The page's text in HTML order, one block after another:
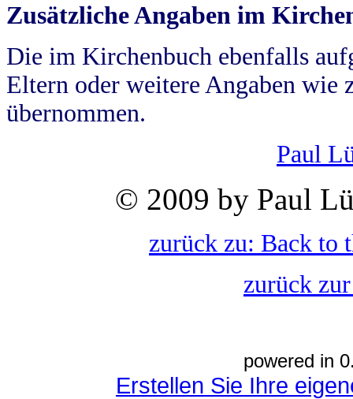
Zusätzliche Angaben im
Die im Kirchenbuch ebenfalls
Eltern oder weitere Angaben wie
übernommen.
Paul
© 2009 by Paul
zurück zu: Back to
zurück
powered in
Erstellen Sie Ihre